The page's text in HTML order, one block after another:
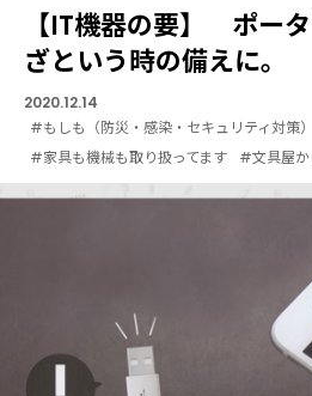
【IT機器の要】 ポー
ざという時の備えに。
2020.12.14
#もしも（防災・感染・セキュリティ対策）
#家具も機械も取り扱ってます
#文具屋か